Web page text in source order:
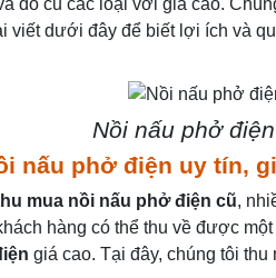
đồ cũ các loại với giá cao.
viết dưới đây để biết lợi ích và
Nồi nấu phở
nấu phở điện uy tín,
mua nồi nấu phở điện cũ,
hàng có thể thu về được
giá cao. Tại đây, chúng tôi thu